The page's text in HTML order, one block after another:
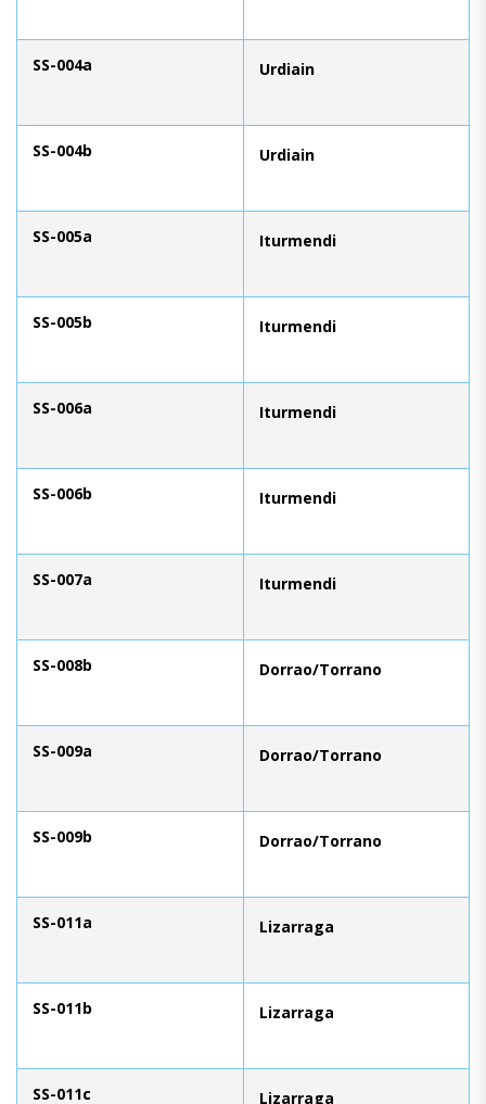
SS-004a Urdiain
SS-004b Urdiain
SS-005a Iturmendi
SS-005b Iturmendi
SS-006a Iturmendi
SS-006b Iturmendi
SS-007a Iturmendi
SS-008b Dorrao/Torrano
SS-009a Dorrao/Torrano
SS-009b Dorrao/Torrano
SS-011a Lizarraga
SS-011b Lizarraga
SS-011c Lizarraga